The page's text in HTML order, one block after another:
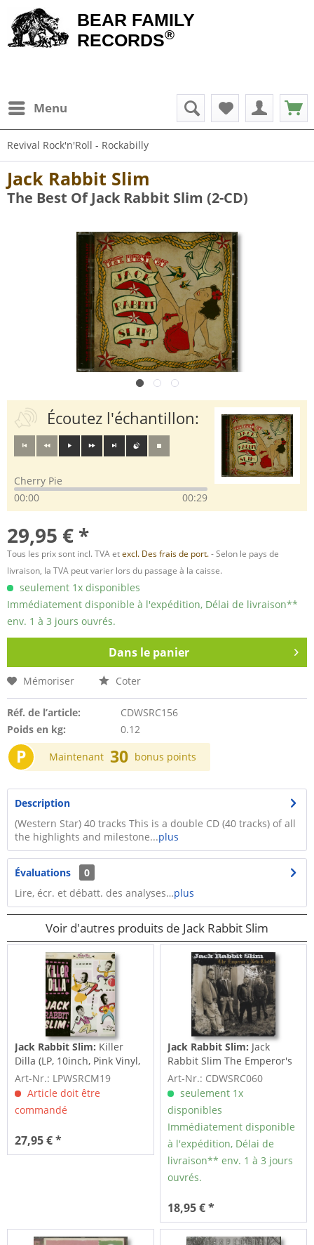
BEAR FAMILY
RECORDS®
Menu
Revival Rock'n'Roll - Rockabilly
Jack Rabbit Slim
The Best Of Jack Rabbit Slim (2-CD)
Écoutez l'échantillon:
Cherry Pie
00:00
00:29
29,95 € *
Tous les prix sont incl. TVA etexcl. Des frais de port.- Selon le pays de
livraison, la TVA peut varier lors du passage à la caisse.
seulement 1x disponibles
Immédiatement disponible à l'expédition, Délai de livraison**
env. 1 à 3 jours ouvrés.
Dans le panier
Mémoriser Coter
Réf. de l’article:
CDWSRC156
Poids en kg:
0.12
P Maintenant 30 bonus points
Description
(Western Star) 40 tracks This is a double CD (40 tracks) of all
the highlights and milestone...plus
Évaluations
0
Lire, écr. et débatt. des analyses…plus
Voir d'autres produits de Jack Rabbit Slim
Jack Rabbit Slim: Killer
Dilla (LP, 10inch, Pink Vinyl,
Ltd.)
Art-Nr.: LPWSRCM19
Article doit être
commandé
27,95 € *
Jack Rabbit Slim: Jack
Rabbit Slim The Emperor's
New Clothes (2012)
Art-Nr.: CDWSRC060
seulement 1x
disponibles
Immédiatement disponible
à l'expédition, Délai de
livraison** env. 1 à 3 jours
ouvrés.
18,95 € *